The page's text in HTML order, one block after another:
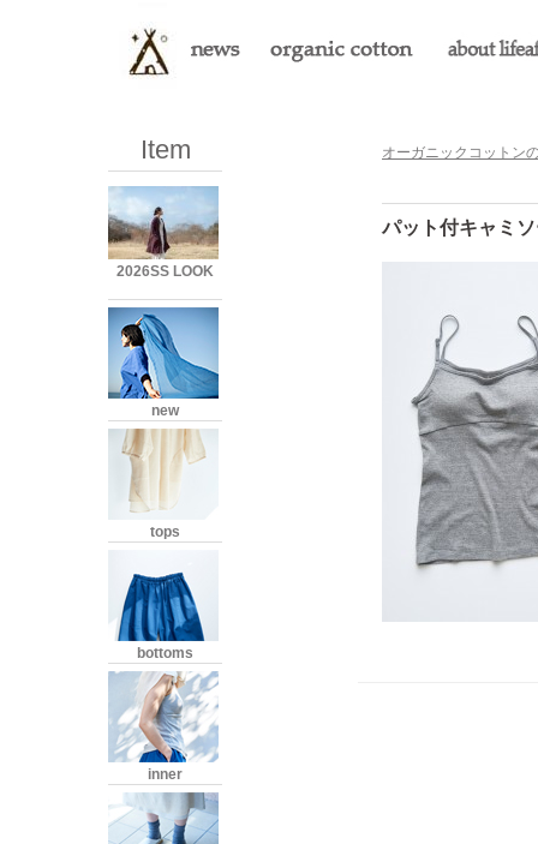
オーガニックコットン
パット付キャミ
Item
2026SS LOOK
new
tops
bottoms
inner